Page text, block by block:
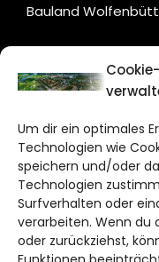
Um dir ein optimales
Technologien wie
speichern und/oder
Technologien
Surfverhalten oder
verarbeiten. Wenn du
oder zurückziehst,
Bauland
CITYLIFE!
Bruchtorwall 12
38100 Braunschweig
Telefon: 0531
DAS